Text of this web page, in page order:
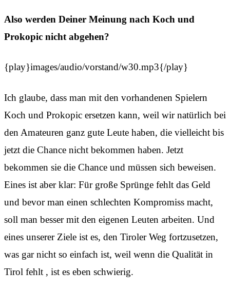
Also werden Deiner Meinung nach Koch und
Prokopic nicht abgehen?
{play}images/audio/vorstand/w30.mp3{/play}
Ich glaube, dass man mit den vorhandenen Spielern
Koch und Prokopic ersetzen kann, weil wir natürlich bei
den Amateuren ganz gute Leute haben, die vielleicht bis
jetzt die Chance nicht bekommen haben. Jetzt
bekommen sie die Chance und müssen sich beweisen.
Eines ist aber klar: Für große Sprünge fehlt das Geld
und bevor man einen schlechten Kompromiss macht,
soll man besser mit den eigenen Leuten arbeiten. Und
eines unserer Ziele ist es, den Tiroler Weg fortzusetzen,
was gar nicht so einfach ist, weil wenn die Qualität in
Tirol fehlt , ist es eben schwierig.